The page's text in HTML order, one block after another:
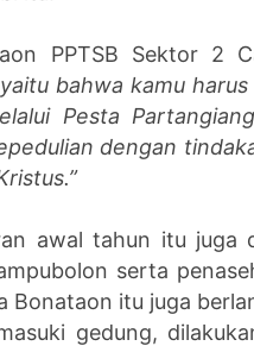
PPTSB Sektor 2
bahwa kamu
Pesta
dengan
awal tahun itu juga
serta
Bonataon itu juga
gedung,